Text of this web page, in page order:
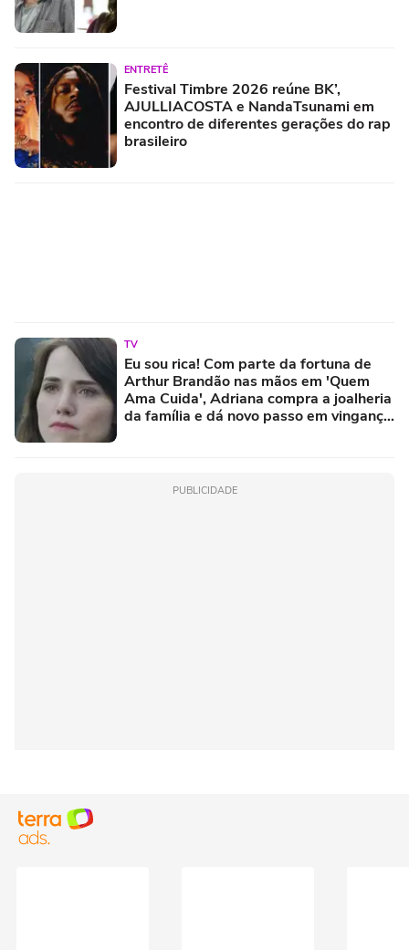
ENTRETÊ
Festival Timbre 2026 reúne BK’,
AJULLIACOSTA e NandaTsunami em
encontro de diferentes gerações do rap
brasileiro
TV
Eu sou rica! Com parte da fortuna de
Arthur Brandão nas mãos em 'Quem
Ama Cuida', Adriana compra a joalheria
da família e dá novo passo em vingança
PUBLICIDADE